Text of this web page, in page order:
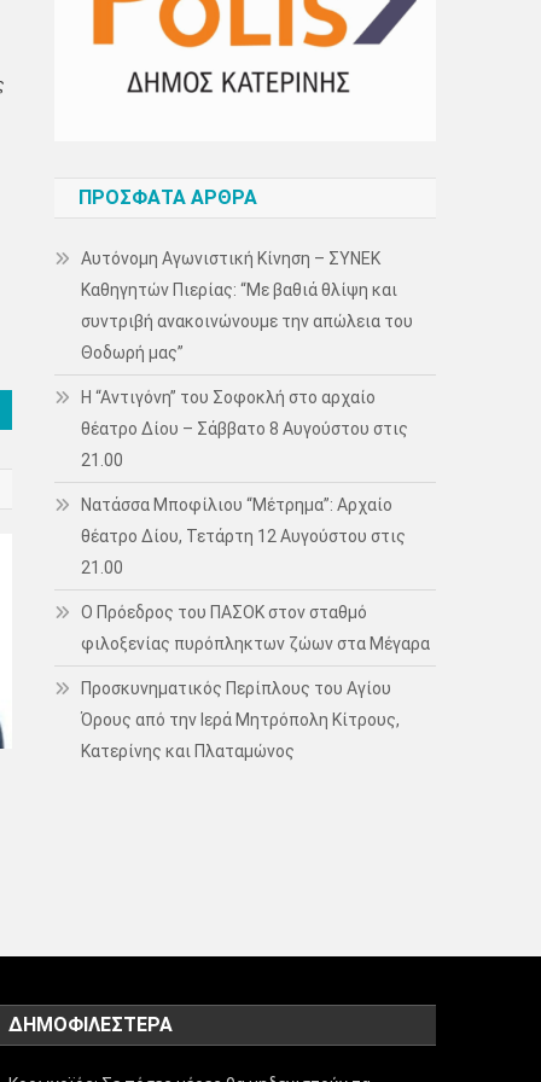
ΠΡΌΣΦΑΤΑ ΆΡΘΡΑ
Αυτόνομη Αγωνιστική Κίνηση – ΣΥΝΕΚ
Καθηγητών Πιερίας: “Με βαθιά θλίψη και
συντριβή ανακοινώνουμε την απώλεια του
Θοδωρή μας”
Η “Αντιγόνη” του Σοφοκλή στο αρχαίο
θέατρο Δίου – Σάββατο 8 Αυγούστου στις
21.00
Νατάσσα Μποφίλιου “Μέτρημα”: Αρχαίο
θέατρο Δίου, Τετάρτη 12 Αυγούστου στις
21.00
Ο Πρόεδρος του ΠΑΣΟΚ στον σταθμό
φιλοξενίας πυρόπληκτων ζώων στα Μέγαρα
Προσκυνηματικός Περίπλους του Αγίου
Όρους από την Ιερά Μητρόπολη Κίτρους,
Κατερίνης και Πλαταμώνος
ΔΗΜΟΦΙΛΈΣΤΕΡΑ